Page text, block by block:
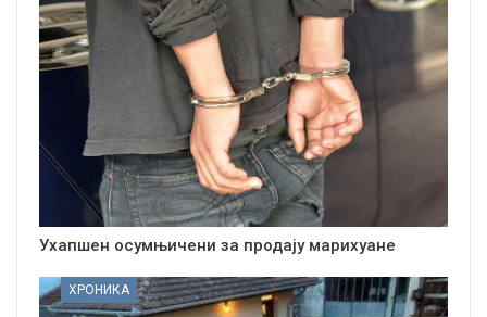
Ухапшен осумњичени за продају марихуане
ХРОНИКА